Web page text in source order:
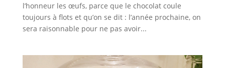
l’honneur les œufs, parce que le chocolat coule
toujours à flots et qu’on se dit : l’année prochaine, on
sera raisonnable pour ne pas avoir...